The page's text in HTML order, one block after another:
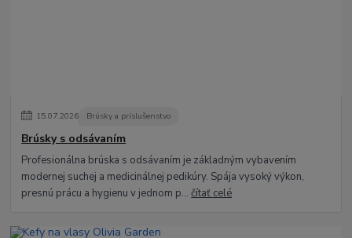
15.07.2026 Brúsky a príslušenstvo
Brúsky s odsávaním
Profesionálna brúska s odsávaním je základným vybavením
modernej suchej a medicinálnej pedikúry. Spája vysoký výkon,
presnú prácu a hygienu v jednom p...čítať celé